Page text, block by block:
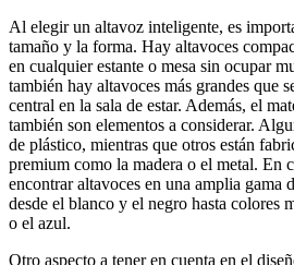
Al elegir un altavoz inteligente, es
tamaño y la forma. Hay altavoces
en cualquier estante o mesa sin ocupar
también hay altavoces más grandes que
central en la sala de estar. Además, el
también son elementos a considerar.
de plástico, mientras que otros están
premium como la madera o el metal. En
encontrar altavoces en una amplia gama
desde el blanco y el negro hasta colores
o el azul.
Otro aspecto a tener en cuenta en el